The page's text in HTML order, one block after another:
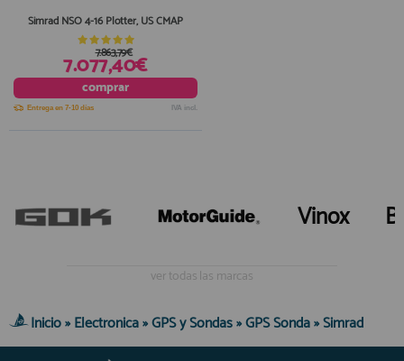
Simrad NSO 4-16 Plotter, US CMAP
7.077,40€
7.863,79€
comprar
Entrega en 7-10 días IVA incl.
Vinox
ver todas las marcas
Inicio»Electronica»GPS y Sondas»GPS Sonda»Simrad